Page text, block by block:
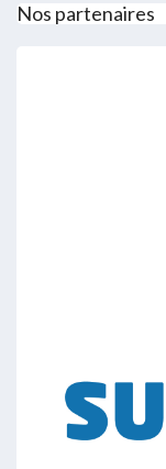
Nos partenaires